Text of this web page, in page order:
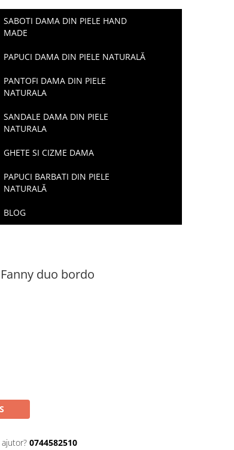
SABOTI DAMA DIN PIELE HAND
MADE
PAPUCI DAMA DIN PIELE NATURALĂ
PANTOFI DAMA DIN PIELE
NATURALA
SANDALE DAMA DIN PIELE
NATURALA
GHETE SI CIZME DAMA
PAPUCI BARBATI DIN PIELE
NATURALĂ
BLOG
duo bordo
0744582510